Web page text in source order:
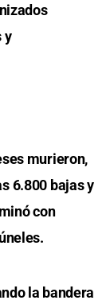
y
murieron,
6.800 bajas y
con
la bandera